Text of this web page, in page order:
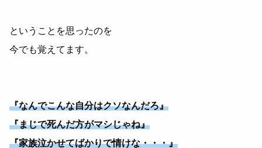
ということを思ったのを
今でも覚えてます。
『なんでこんな自分はクソなんだろ』
『まじで死んだ方がマシじゃね』
『家族泣かせてばかりで情けな・・・』